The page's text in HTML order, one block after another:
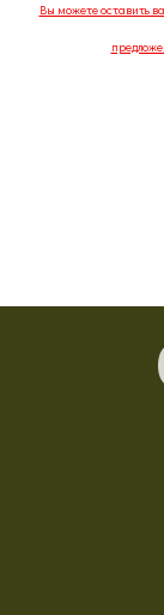
Вы можете оставить